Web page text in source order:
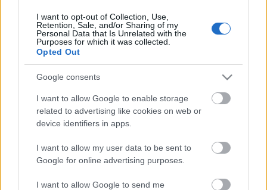
I want to opt-out of Collection, Use,
Retention, Sale, and/or Sharing of my
Personal Data that Is Unrelated with the
Purposes for which it was collected.
Opted Out
Google consents
I want to allow Google to enable storage
related to advertising like cookies on web or
device identifiers in apps.
I want to allow my user data to be sent to
Google for online advertising purposes.
I want to allow Google to send me
HIRDETÉS
Paks II.: Mit jelent az 5. blokk új
mérföldköve a felülvizsgálat
árnyékában?